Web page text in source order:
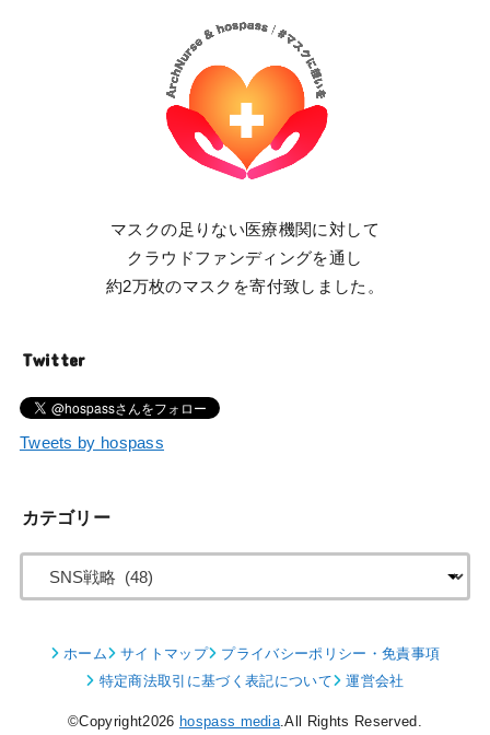
マスクの足りない医療機関に対して
クラウドファンディングを通し
約2万枚のマスクを寄付致しました。
Twitter
Tweets by hospass
カテゴリー
ホーム サイトマップ
プライバシーポリシー・免責事項
特定商法取引に基づく表記について
運営会社
©Copyright2026 hospass media.All Rights Reserved.